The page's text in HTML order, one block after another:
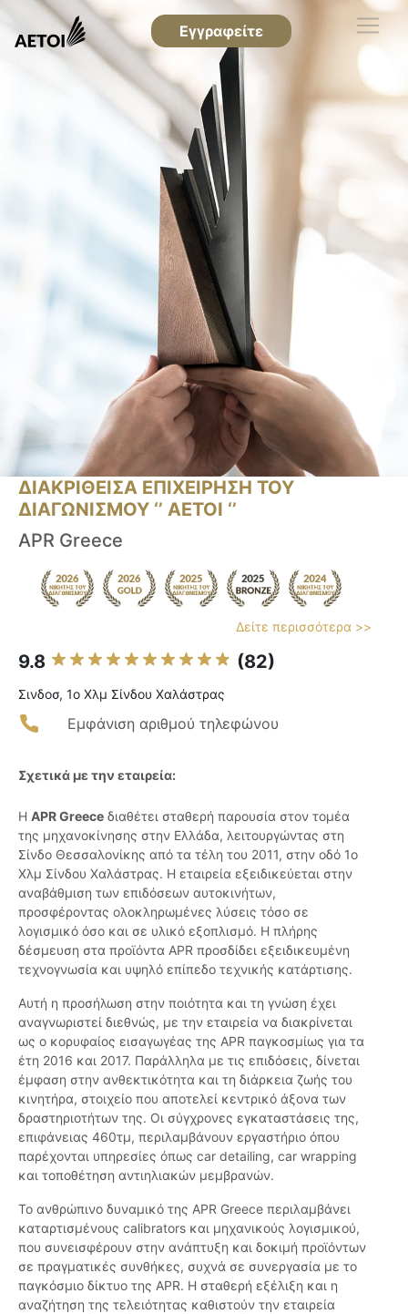
Εγγραφείτε
ΔΙΑΚΡΙΘΕΙΣΑ ΕΠΙΧΕΙΡΗΣΗ ΤΟΥ
ΔΙΑΓΩΝΙΣΜΟΥ ‘’ ΑΕΤΟΙ ‘’
APR Greece
Δείτε περισσότερα >>
9.8 (82)
Σινδοσ, 1ο Χλμ Σίνδου Χαλάστρας
Εμφάνιση αριθμού τηλεφώνου
Σχετικά με την εταιρεία:
Η APR Greece διαθέτει σταθερή παρουσία στον τομέα
της μηχανοκίνησης στην Ελλάδα, λειτουργώντας στη
Σίνδο Θεσσαλονίκης από τα τέλη του 2011, στην οδό 1ο
Χλμ Σίνδου Χαλάστρας. Η εταιρεία εξειδικεύεται στην
αναβάθμιση των επιδόσεων αυτοκινήτων,
προσφέροντας ολοκληρωμένες λύσεις τόσο σε
λογισμικό όσο και σε υλικό εξοπλισμό. Η πλήρης
δέσμευση στα προϊόντα APR προσδίδει εξειδικευμένη
τεχνογνωσία και υψηλό επίπεδο τεχνικής κατάρτισης.
Αυτή η προσήλωση στην ποιότητα και τη γνώση έχει
αναγνωριστεί διεθνώς, με την εταιρεία να διακρίνεται
ως ο κορυφαίος εισαγωγέας της APR παγκοσμίως για τα
έτη 2016 και 2017. Παράλληλα με τις επιδόσεις, δίνεται
έμφαση στην ανθεκτικότητα και τη διάρκεια ζωής του
κινητήρα, στοιχείο που αποτελεί κεντρικό άξονα των
δραστηριοτήτων της. Οι σύγχρονες εγκαταστάσεις της,
επιφάνειας 460τμ, περιλαμβάνουν εργαστήριο όπου
παρέχονται υπηρεσίες όπως car detailing, car wrapping
και τοποθέτηση αντιηλιακών μεμβρανών.
Το ανθρώπινο δυναμικό της APR Greece περιλαμβάνει
καταρτισμένους calibrators και μηχανικούς λογισμικού,
που συνεισφέρουν στην ανάπτυξη και δοκιμή προϊόντων
σε πραγματικές συνθήκες, συχνά σε συνεργασία με το
παγκόσμιο δίκτυο της APR. Η σταθερή εξέλιξη και η
αναζήτηση της τελειότητας καθιστούν την εταιρεία